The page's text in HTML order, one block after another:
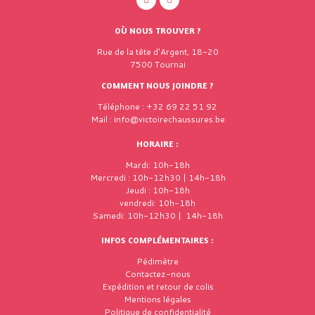
OÙ NOUS TROUVER ?
Rue de la tête d'Argent, 18-20
7500 Tournai
COMMENT NOUS JOINDRE ?
Téléphone : +32 69 22 51 92
Mail : info@victoirechaussures.be
HORAIRE :
Mardi: 10h-18h
Mercredi : 10h-12h30 | 14h-18h
Jeudi : 10h-18h
vendredi: 10h-18h
Samedi: 10h-12h30 | 14h-18h
INFOS COMPLÉMENTAIRES :
Pédimètre
Contactez-nous
Expédition et retour de colis
Mentions légales
Politique de confidentialité